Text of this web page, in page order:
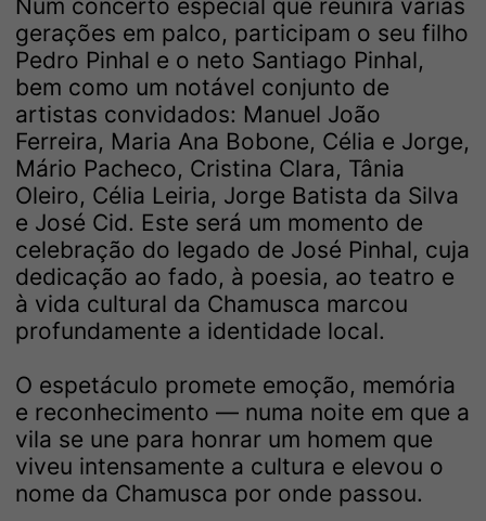
Num concerto especial que reunirá várias
gerações em palco, participam o seu filho
Pedro Pinhal e o neto Santiago Pinhal,
bem como um notável conjunto de
artistas convidados: Manuel João
Ferreira, Maria Ana Bobone, Célia e Jorge,
Mário Pacheco, Cristina Clara, Tânia
Oleiro, Célia Leiria, Jorge Batista da Silva
e José Cid. Este será um momento de
celebração do legado de José Pinhal, cuja
dedicação ao fado, à poesia, ao teatro e
à vida cultural da Chamusca marcou
profundamente a identidade local.
O espetáculo promete emoção, memória
e reconhecimento — numa noite em que a
vila se une para honrar um homem que
viveu intensamente a cultura e elevou o
nome da Chamusca por onde passou.